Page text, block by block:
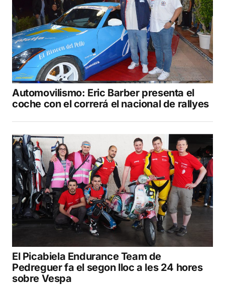
Automovilismo: Eric Barber presenta el
coche con el correrá el nacional de rallyes
El Picabiela Endurance Team de
Pedreguer fa el segon lloc a les 24 hores
sobre Vespa